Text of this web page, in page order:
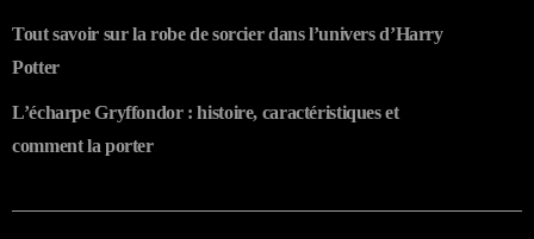
Tout savoir sur la robe de sorcier dans l’univers d’Harry
Potter
L’écharpe Gryffondor : histoire, caractéristiques et
comment la porter